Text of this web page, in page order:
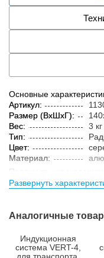
Основные
Артикул:
Размер (ВxШxГ):
Вес:
3 кг
Тип:
Цвет:
Материал:
Параметры
Размер (ВxШxГ):
упаковке:
Развернуть
Аналогичные
Индукционная
система VERT-4,